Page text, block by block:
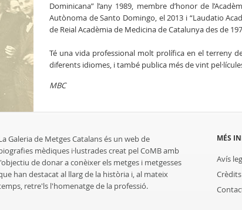
Dominicana” l’any 1989, membre d’honor de
Autònoma de Santo Domingo, el 2013 i “Laudatio
de Reial Acadèmia de Medicina de Catalunya des de
Té una vida professional molt prolífica en el terreny
diferents idiomes, i també publica més de vint
MBC
Galeria de Metges Catalans és un web de
mèdiques i·lustrades creat pel CoMB amb
de donar a conèixer els metges i metgesses
han destacat al llarg de la història i, al mateix
retre'ls l'homenatge de la professió.
MÉS
Avís
Crèdits